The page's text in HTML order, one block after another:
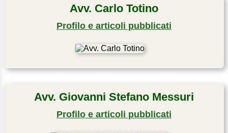
Avv. Carlo Totino
Profilo e articoli pubblicati
Avv. Giovanni Stefano Messuri
Profilo e articoli pubblicati